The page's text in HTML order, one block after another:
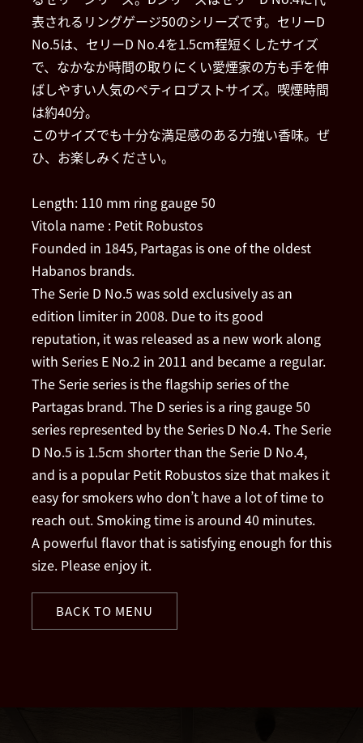
表されるリングゲージ50のシリーズです。セリーD
No.5は、セリーD No.4を1.5cm程短くしたサイズ
で、なかなか時間の取りにくい愛煙家の方も手を伸
ばしやすい人気のペティロブストサイズ。喫煙時間
は約40分。
このサイズでも十分な満足感のある力強い香味。ぜ
ひ、お楽しみください。
Length: 110 mm ring gauge 50
Vitola name : Petit Robustos
Founded in 1845, Partagas is one of the oldest
Habanos brands.
The Serie D No.5 was sold exclusively as an
edition limiter in 2008. Due to its good
reputation, it was released as a new work along
with Series E No.2 in 2011 and became a regular.
The Serie series is the flagship series of the
Partagas brand. The D series is a ring gauge 50
series represented by the Series D No.4. The Serie
D No.5 is 1.5cm shorter than the Serie D No.4,
and is a popular Petit Robustos size that makes it
easy for smokers who don’t have a lot of time to
reach out. Smoking time is around 40 minutes.
A powerful flavor that is satisfying enough for this
size. Please enjoy it.
BACK TO MENU